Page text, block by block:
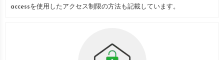
accessを使用したアクセス制限の方法も記載しています。